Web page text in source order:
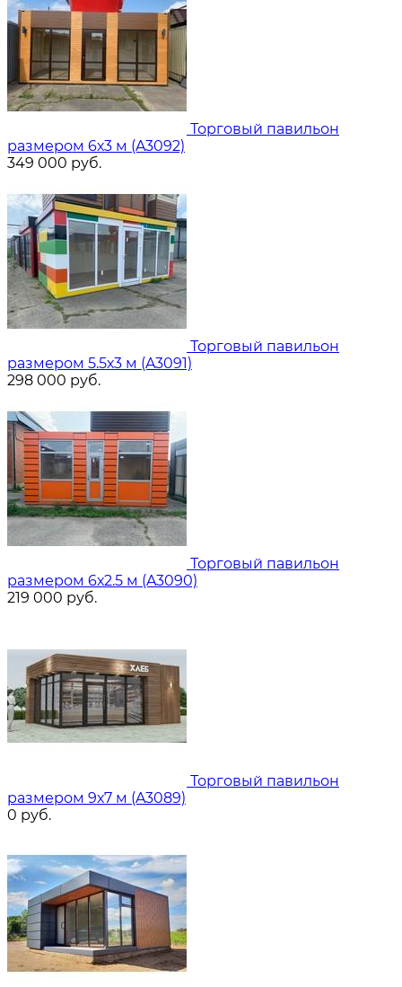
Торговый павильон
размером 6х3 м (A3092)
349 000 руб.
Торговый павильон
размером 5.5х3 м (A3091)
298 000 руб.
Торговый павильон
размером 6х2.5 м (A3090)
219 000 руб.
Торговый павильон
размером 9х7 м (A3089)
0 руб.